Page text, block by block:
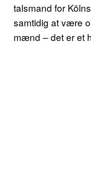
talsmand for
samtidig at være
mænd – det er et